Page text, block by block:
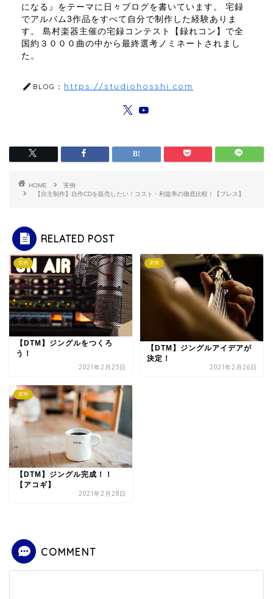
になる』をテーマに日々ブログを書いています。 宅録
でアルバム3作品をすべて自分で制作した経験ありま
す。 島村楽器主催の宅録コンテスト【録れコン】で全
国約３０００曲の中から最終選考ノミネートされまし
た。
BLOG： https://studiohosshi.com
HOME
実例
【自主制作】自作CDを販売したい！コスト・利益率の徹底比較！【プレス】
RELATED POST
実例
【DTM】ジングルをつくろ
う！
2021年2月25日
実例
【DTM】ジングルアイデアが
決定！
2021年2月26日
実例
【DTM】ジングル完成！！
【アコギ】
2021年2月28日
COMMENT